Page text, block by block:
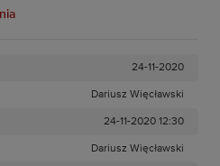
24-11-2020
Dariusz Więcławski
24-11-2020 12:30
Dariusz Więcławski